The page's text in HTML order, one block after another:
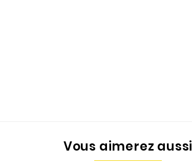
Vous aimerez aussi